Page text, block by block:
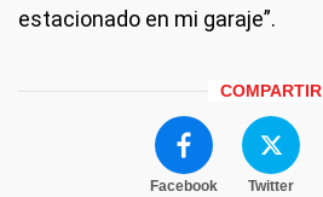
estacionado en mi garaje”.
COMPARTIR
Facebook Twitter